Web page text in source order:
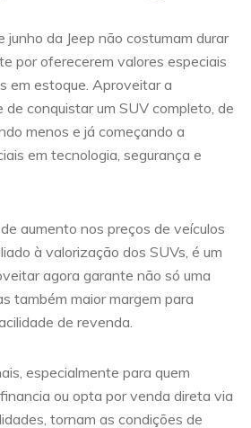
junho da Jeep não costumam durar
por oferecerem valores especiais
em estoque. Aproveitar a
conquistar um SUV completo, de
menos e já começando a
em tecnologia, segurança e
aumento nos preços de veículos
à valorização dos SUVs, é um
agora garante não só uma
também maior margem para
de revenda.
especialmente para quem
ou opta por venda direta via
tornam as condições de